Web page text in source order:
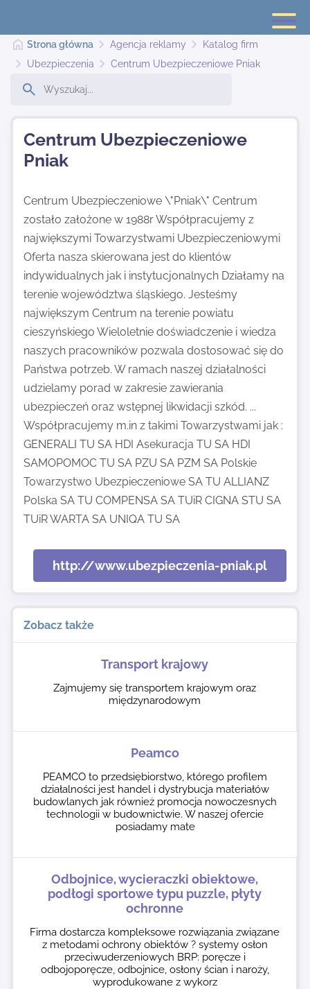
Dodaj stronę
Najnowsze
Kontakt
Strona główna Agencja reklamy
Katalog firm
Ubezpieczenia
Centrum Ubezpieczeniowe Pniak
Centrum Ubezpieczeniowe
Pniak
Centrum Ubezpieczeniowe \"Pniak\" Centrum
zostało założone w 1988r Współpracujemy z
największymi Towarzystwami Ubezpieczeniowymi
Oferta nasza skierowana jest do klientów
indywidualnych jak i instytucjonalnych Działamy na
terenie województwa śląskiego. Jesteśmy
największym Centrum na terenie powiatu
cieszyńskiego Wieloletnie doświadczenie i wiedza
naszych pracowników pozwala dostosować się do
Państwa potrzeb. W ramach naszej działalności
udzielamy porad w zakresie zawierania
ubezpieczeń oraz wstępnej likwidacji szkód. ...
Współpracujemy m.in z takimi Towarzystwami jak :
GENERALI TU SA HDI Asekuracja TU SA HDI
SAMOPOMOC TU SA PZU SA PZM SA Polskie
Towarzystwo Ubezpieczeniowe SA TU ALLIANZ
Polska SA TU COMPENSA SA TUiR CIGNA STU SA
TUiR WARTA SA UNIQA TU SA
http://www.ubezpieczenia-pniak.pl
Zobacz także
Transport krajowy
Zajmujemy się transportem krajowym oraz
międzynarodowym
Peamco
PEAMCO to przedsiębiorstwo, którego profilem
działalności jest handel i dystrybucja materiałów
budowlanych jak również promocja nowoczesnych
technologii w budownictwie. W naszej ofercie
posiadamy mate
Odbojnice, wycieraczki obiektowe,
podłogi sportowe typu puzzle, płyty
ochronne
Firma dostarcza kompleksowe rozwiązania związane
z metodami ochrony obiektów ? systemy osłon
przeciwuderzeniowych BRP: poręcze i
odbojoporęcze, odbojnice, osłony ścian i naroży,
wyprodukowane z wykorz